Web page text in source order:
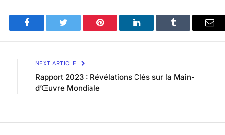
Facebook Twitter Pinterest LinkedIn Tumblr
NEXT ARTICLE
Rapport 2023 : Révélations Clés sur la Main-
d’Œuvre Mondiale